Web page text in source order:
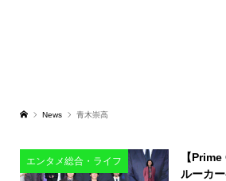
News 青木崇高
エンタメ総合・ライフ
【
ルーカ